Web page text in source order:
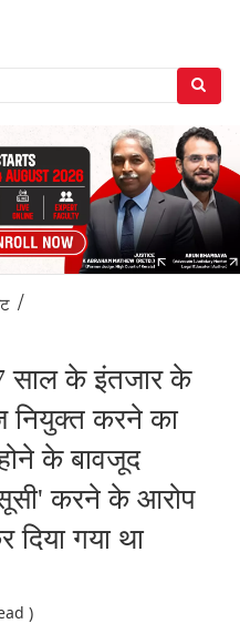
/
7 साल के इंतजार के
नियुक्त करने का
के बावजूद
करने के आरोप
गया था
)